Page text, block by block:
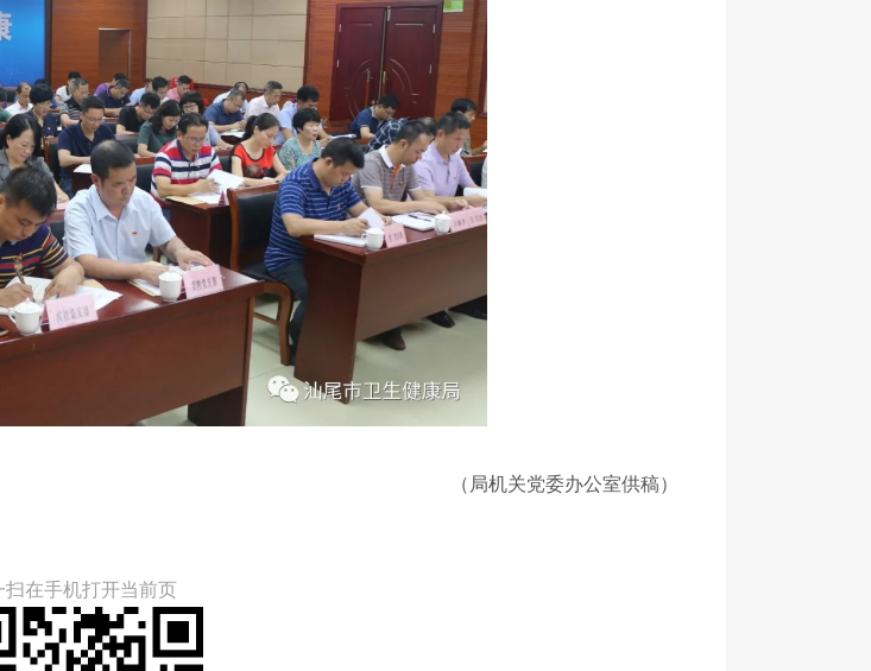
（局机关党委办公室供稿）
扫在手机打开当前页